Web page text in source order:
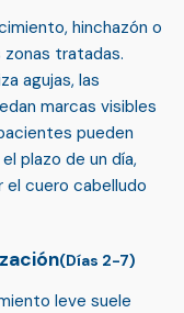
hinchazón o
zonas tratadas.
agujas, las
marcas visibles
pueden
plazo de un día,
cuero cabelludo
(Días 2-7)
leve suele